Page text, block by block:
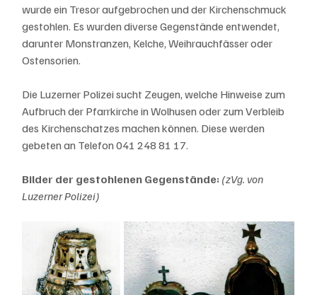
wurde ein Tresor aufgebrochen und der Kirchenschmuck
gestohlen. Es wurden diverse Gegenstände entwendet,
darunter Monstranzen, Kelche, Weihrauchfässer oder
Ostensorien.
Die Luzerner Polizei sucht Zeugen, welche Hinweise zum
Aufbruch der Pfarrkirche in Wolhusen oder zum Verbleib
des Kirchenschatzes machen können. Diese werden
gebeten an Telefon 041 248 81 17.
Bilder der gestohlenen Gegenstände: (zVg. von
Luzerner Polizei)